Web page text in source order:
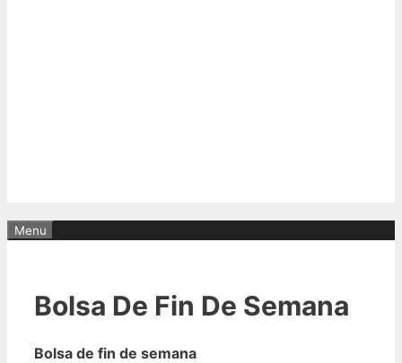
Menu
Bolsa De Fin De Semana
Bolsa de fin de semana